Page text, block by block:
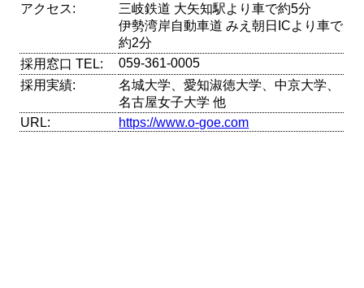
アクセス:
三岐鉄道 大矢知駅より車で約5分
伊勢湾岸自動車道 みえ朝日ICより車で
約2分
採用窓口 TEL:
059-361-0005
採用実績:
名城大学、愛知淑徳大学、中京大学、
名古屋女子大学 他
URL:
https://www.o-goe.com